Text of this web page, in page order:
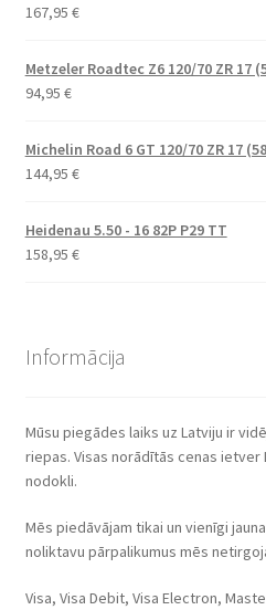
167,95 €
Metzeler Roadtec Z6 120/70 ZR 17
94,95 €
Michelin Road 6 GT 120/70 ZR 17
144,95 €
Heidenau 5.50 - 16 82P P29 TT
158,95 €
Informācija
Mūsu piegādes laiks uz Latviju ir
riepas. Visas norādītās cenas
nodokli.
Mēs piedāvājam tikai un vienīgi
noliktavu pārpalikumus mēs
Visa, Visa Debit, Visa Electron,